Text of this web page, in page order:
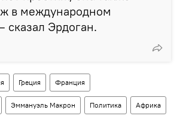
в международном
сказал Эрдоган.
Греция Франция
Эммануэль Макрон Политика Африка